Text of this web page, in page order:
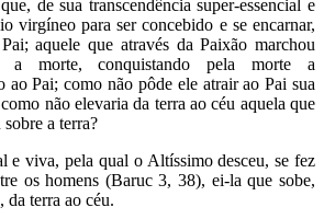
de sua transcendência super-essencial e
virgíneo para ser concebido e se encarnar,
aquele que através da Paixão marchou
a morte, conquistando pela morte a
ao Pai; como não pôde ele atrair ao Pai sua
não elevaria da terra ao céu aquela que
a terra?
e viva, pela qual o Altíssimo desceu, se fez
os homens (Baruc 3, 38), ei-la que sobe,
da terra ao céu.